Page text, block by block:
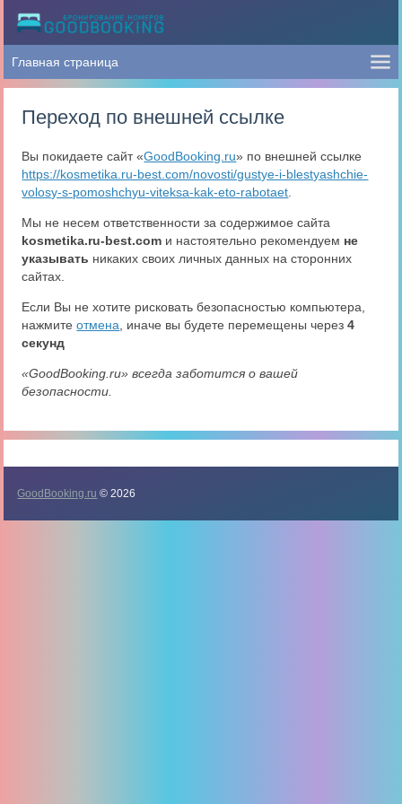
Переход по внешней ссылке
Вы покидаете сайт «GoodBooking.ru» по внешней ссылке
https://kosmetika.ru-best.com/novosti/gustye-i-blestyashchie-
volosy-s-pomoshchyu-viteksa-kak-eto-rabotaet
Мы не несем ответственности за содержимое сайта
kosmetika.ru-best.com и настоятельно рекомендуем не
указывать никаких своих личных данных на сторонних
сайтах.
Если Вы не хотите рисковать безопасностью компьютера,
нажмитеотмена , иначе вы будете перемещены через4
секунд
«GoodBooking.ru» всегда заботится о вашей
безопасности.
GoodBooking.ru © 2026